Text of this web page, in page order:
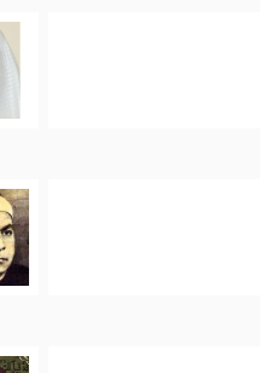
الغِل، وإنما هو
هذه الأسرة
الذي أعدّه لهذا